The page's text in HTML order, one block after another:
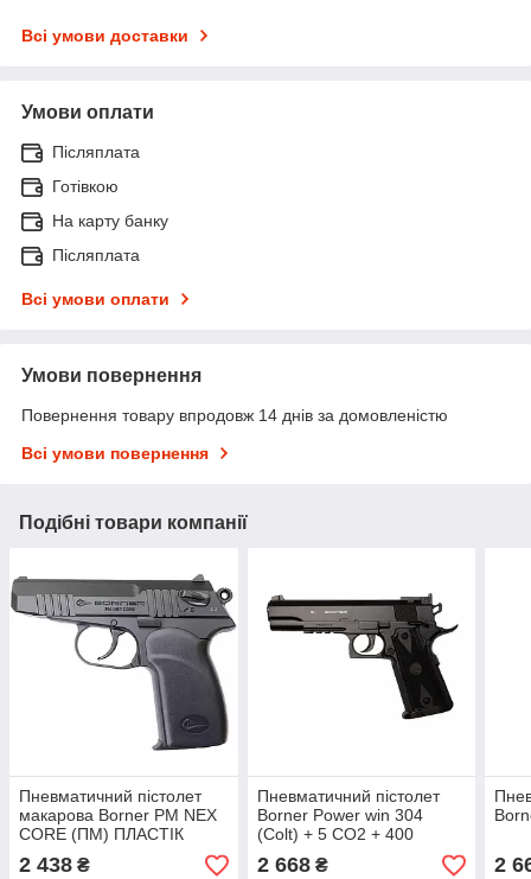
Всі умови доставки
Умови оплати
Післяплата
Готівкою
На карту банку
Післяплата
Всі умови оплати
Умови повернення
Повернення товару впродовж 14 днів за домовленістю
Всі умови повернення
Подібні товари компанії
Пневматичний пістолет
макарова Borner PM NEX
CORE (ПМ) ПЛАСТІК
2 438 ₴
Пневматичний пістолет
Borner Power win 304
(Colt) + 5 СО2 + 400
кульок
2 668₴ 2